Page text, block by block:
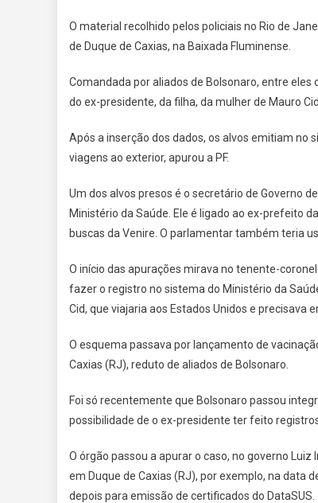
O material recolhido pelos policiais no Rio de
de Duque de Caxias, na Baixada Fluminense.
Comandada por aliados de Bolsonaro, entre
do ex-presidente, da filha, da mulher de Mauro
Após a inserção dos dados, os alvos emitiam no
viagens ao exterior, apurou a PF.
Um dos alvos presos é o secretário de Governo
Ministério da Saúde. Ele é ligado ao ex-prefeito
buscas da Venire. O parlamentar também teria
O início das apurações mirava no tenente-
fazer o registro no sistema do Ministério da
Cid, que viajaria aos Estados Unidos e precisava
O esquema passava por lançamento de
Caxias (RJ), reduto de aliados de Bolsonaro.
Foi só recentemente que Bolsonaro passou
possibilidade de o ex-presidente ter feito
O órgão passou a apurar o caso, no governo
em Duque de Caxias (RJ), por exemplo, na data
depois para emissão de certificados do DataSUS.